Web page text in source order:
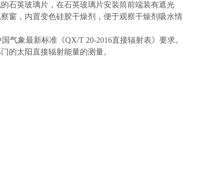
石英玻璃片，在石英玻璃片安装筒前端装有遮光
窗，内置变色硅胶干燥剂，便于观察干燥剂吸水情
气象最新标准《QX/T 20-2016直接辐射表》要求。
的太阳直接辐射能量的测量。